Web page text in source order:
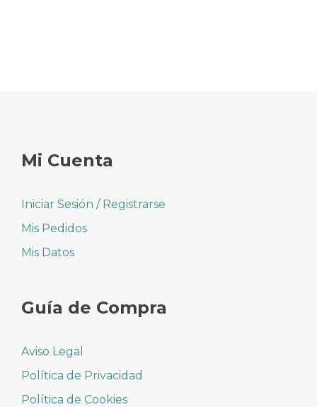
Mi Cuenta
Iniciar Sesión / Registrarse
Mis Pedidos
Mis Datos
Guía de Compra
Aviso Legal
Política de Privacidad
Política de Cookies